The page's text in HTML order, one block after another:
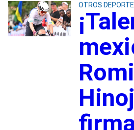
OTROS